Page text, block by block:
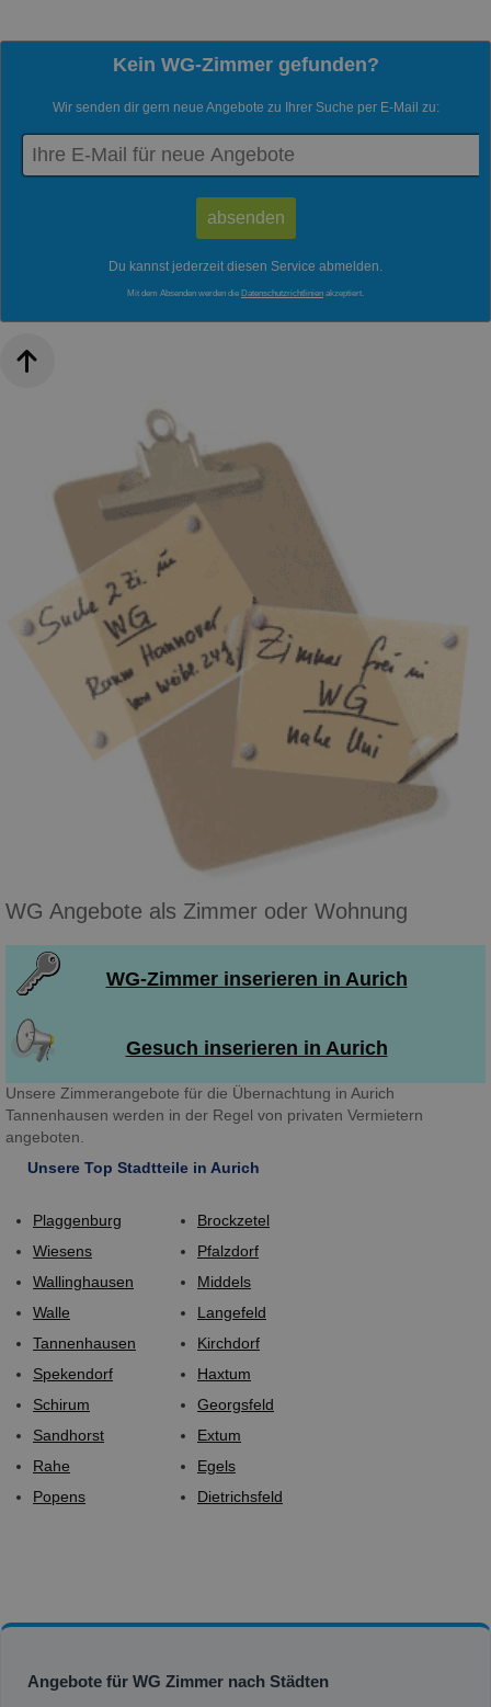
Kein WG-Zimmer gefunden?
Wir senden dir gern neue Angebote zu Ihrer Suche per E-Mail zu:
Du kannst jederzeit diesen Service abmelden.
Mit dem Absenden werden die Datenschutzrichtlinien akzeptiert.
WG Angebote als Zimmer oder Wohnung
WG-Zimmer inserieren in Aurich
Gesuch inserieren in Aurich
Unsere Zimmerangebote für die Übernachtung in Aurich
Tannenhausen werden in der Regel von privaten Vermietern
angeboten.
Unsere Top Stadtteile in Aurich
Plaggenburg
Wiesens
Wallinghausen
Walle
Tannenhausen
Spekendorf
Schirum
Sandhorst
Rahe
Popens
Brockzetel
Pfalzdorf
Middels
Langefeld
Kirchdorf
Haxtum
Georgsfeld
Extum
Egels
Dietrichsfeld
Angebote für WG Zimmer nach Städten